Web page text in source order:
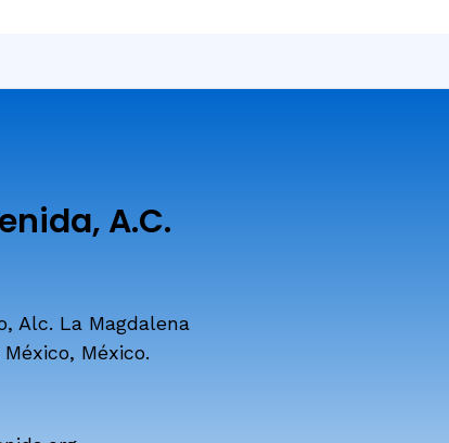
A.C.
Alc. La Magdalena
México.